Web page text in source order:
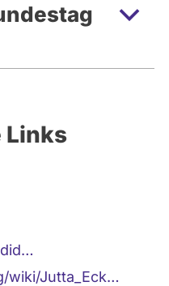
Links
wiki/Jutta_Eck…